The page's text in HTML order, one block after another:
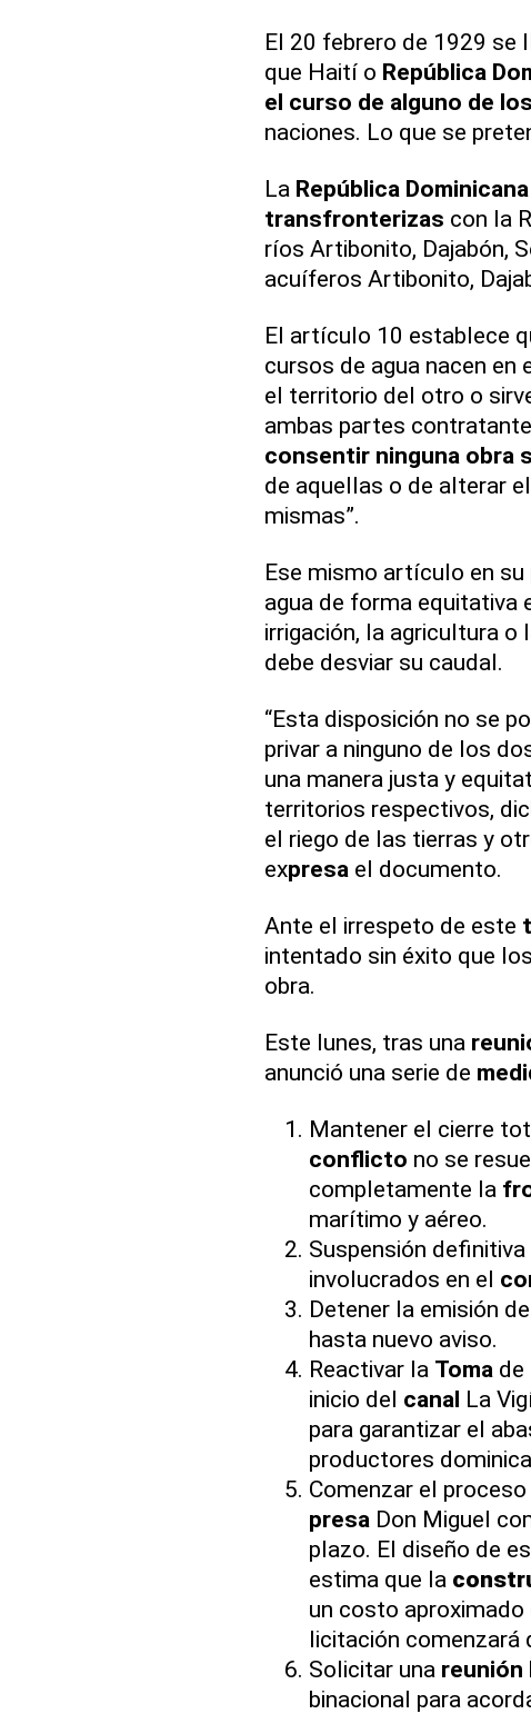
El 20 febrero de 1929 se
que Haití o República
el curso de alguno de
naciones. Lo que se
La República Dominicana
transfronterizas con la
ríos Artibonito, Dajabón,
acuíferos Artibonito,
El artículo 10 establece
cursos de agua nacen
el territorio del otro o
ambas partes
consentir ninguna obra
de aquellas o de alterar
mismas”.
Ese mismo artículo en
agua de forma equitativa
irrigación, la agricultura o
debe desviar su caudal.
“Esta disposición no se
privar a ninguno de los
una manera jus­ta y
territorios respectivos,
el riego de las tierras y
expresa el documento.
Ante el irrespeto de este
intentado sin éxito que
obra.
Este lunes, tras una
anunció una serie de
Mantener el cierre
conflicto no se
completamente la
marítimo y aéreo.
Suspensión
involucrados en el
Detener la emisión de
hasta nuevo aviso.
Reactivar la Toma de
inicio del canal La
para garantizar el
productores
Comenzar el proceso
presa Don Miguel
plazo. El diseño de
estima que la
un costo
licitación comenzará
Solicitar una reunión
binacional para